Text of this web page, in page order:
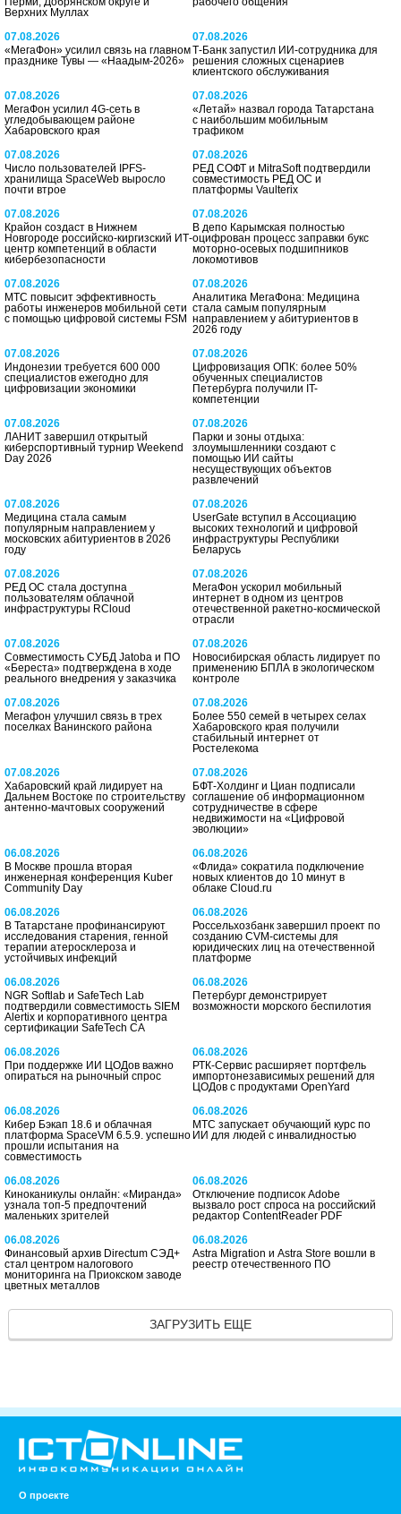
Верхних Муллах
07.08.2026
«МегаФон» усилил связь на главном
празднике Тувы — «Наадым-2026»
07.08.2026
Т-Банк запустил ИИ-сотрудника для
решения сложных сценариев
клиентского обслуживания
07.08.2026
МегаФон усилил 4G-сеть в
угледобывающем районе
Хабаровского края
07.08.2026
«Летай» назвал города Татарстана
с наибольшим мобильным
трафиком
07.08.2026
Число пользователей IPFS-
хранилища SpaceWeb выросло
почти втрое
07.08.2026
РЕД СОФТ и MitraSoft подтвердили
совместимость РЕД ОС и
платформы Vaulterix
07.08.2026
Крайон создаст в Нижнем
Новгороде российско-киргизский ИТ-
центр компетенций в области
кибербезопасности
07.08.2026
В депо Карымская полностью
оцифрован процесс заправки букс
моторно-осевых подшипников
локомотивов
07.08.2026
МТС повысит эффективность
работы инженеров мобильной сети
с помощью цифровой системы FSM
07.08.2026
Аналитика МегаФона: Медицина
стала самым популярным
направлением у абитуриентов в
2026 году
07.08.2026
Индонезии требуется 600 000
специалистов ежегодно для
цифровизации экономики
07.08.2026
Цифровизация ОПК: более 50%
обученных специалистов
Петербурга получили IT-
компетенции
07.08.2026
ЛАНИТ завершил открытый
киберспортивный турнир Weekend
Day 2026
07.08.2026
Парки и зоны отдыха:
злоумышленники создают с
помощью ИИ сайты
несуществующих объектов
развлечений
07.08.2026
Медицина стала самым
популярным направлением у
московских абитуриентов в 2026
году
07.08.2026
UserGate вступил в Ассоциацию
высоких технологий и цифровой
инфраструктуры Республики
Беларусь
07.08.2026
РЕД ОС стала доступна
пользователям облачной
инфраструктуры RCloud
07.08.2026
МегаФон ускорил мобильный
интернет в одном из центров
отечественной ракетно-космической
отрасли
07.08.2026
Совместимость СУБД Jatoba и ПО
«Береста» подтверждена в ходе
реального внедрения у заказчика
07.08.2026
Новосибирская область лидирует по
применению БПЛА в экологическом
контроле
07.08.2026
Мегафон улучшил связь в трех
поселках Ванинского района
07.08.2026
Более 550 семей в четырех селах
Хабаровского края получили
стабильный интернет от
Ростелекома
07.08.2026
Хабаровский край лидирует на
Дальнем Востоке по строительству
антенно-мачтовых сооружений
07.08.2026
БФТ-Холдинг и Циан подписали
соглашение об информационном
сотрудничестве в сфере
недвижимости на «Цифровой
эволюции»
06.08.2026
В Москве прошла вторая
инженерная конференция Kuber
Community Day
06.08.2026
«Флида» сократила подключение
новых клиентов до 10 минут в
облаке Cloud.ru
06.08.2026
В Татарстане профинансируют
исследования старения, генной
терапии атеросклероза и
устойчивых инфекций
06.08.2026
Россельхозбанк завершил проект по
созданию CVM-системы для
юридических лиц на отечественной
платформе
06.08.2026
NGR Softlab и SafeTech Lab
подтвердили совместимость SIEM
Alertix и корпоративного центра
сертификации SafeTech CA
06.08.2026
Петербург демонстрирует
возможности морского беспилотия
06.08.2026
При поддержке ИИ ЦОДов важно
опираться на рыночный спрос
06.08.2026
РТК-Сервис расширяет портфель
импортонезависимых решений для
ЦОДов с продуктами OpenYard
06.08.2026
Кибер Бэкап 18.6 и облачная
платформа SpaceVM 6.5.9. успешно
прошли испытания на
совместимость
06.08.2026
МТС запускает обучающий курс по
ИИ для людей с инвалидностью
06.08.2026
Киноканикулы онлайн: «Миранда»
узнала топ-5 предпочтений
маленьких зрителей
06.08.2026
Отключение подписок Adobe
вызвало рост спроса на российский
редактор ContentReader PDF
06.08.2026
Финансовый архив Directum СЭД+
стал центром налогового
мониторинга на Приокском заводе
цветных металлов
06.08.2026
Astra Migration и Astra Store вошли в
реестр отечественного ПО
ЗАГРУЗИТЬ ЕЩЕ
О проекте